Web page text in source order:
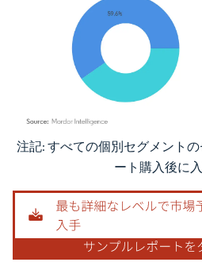
画像 © Mordor Intelligence。再利用には
注記: すべての個別セグメント
ート購入後に